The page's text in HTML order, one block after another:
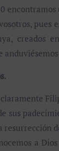
encontramos
pues
creados
anduviésemos
sus
resurrección
a